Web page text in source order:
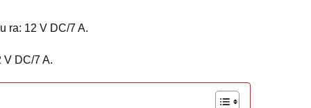
ra: 12 V DC/7 A.
V DC/7 A.